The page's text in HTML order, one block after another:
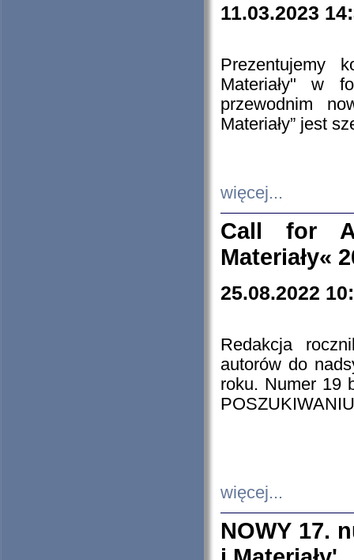
11.03.2023
Prezentujemy
Materiały" w
przewodnim
Materiały” jest
więcej...
Call for
Materiały«
25.08.2022
Redakcja
autorów do
roku. Numer 19
więcej...
NOWY 17.